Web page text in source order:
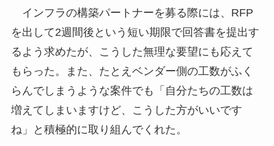
インフラの構築パートナーを募る際には、RFP
を出して2週間後という短い期限で回答書を提出す
るよう求めたが、こうした無理な要望にも応えて
もらった。また、たとえベンダー側の工数がふく
らんでしまうような案件でも「自分たちの工数は
増えてしまいますけど、こうした方がいいです
ね」と積極的に取り組んでくれた。